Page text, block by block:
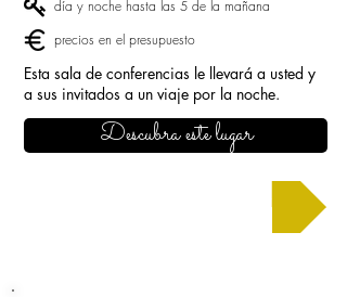
día y noche hasta las 5 de la mañana
precios en el presupuesto
Esta sala de conferencias le llevará a usted y
a sus invitados a un viaje por la noche.
Descubra este lugar